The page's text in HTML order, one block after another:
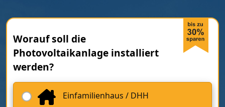
Worauf soll die
Photovoltaikanlage installiert
werden?
Einfamilienhaus / DHH